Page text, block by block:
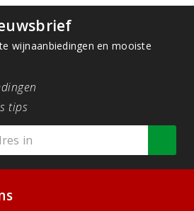
wijnaanbiedingen en mooiste
tips